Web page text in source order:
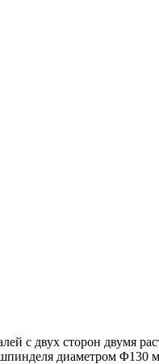
с двух сторон двумя
диаметром